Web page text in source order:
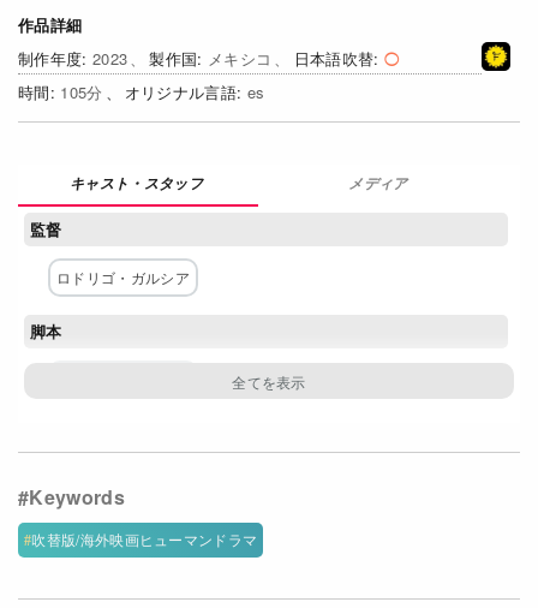
Get Freaxフォーラム
作品詳細
2023
メキシコ
日本語吹替
105
es
メディア
監督
ロドリゴ・ガルシア
脚本
カサンドラ・シアンゲロッティ
吹替版/海外映画ヒューマンドラマ